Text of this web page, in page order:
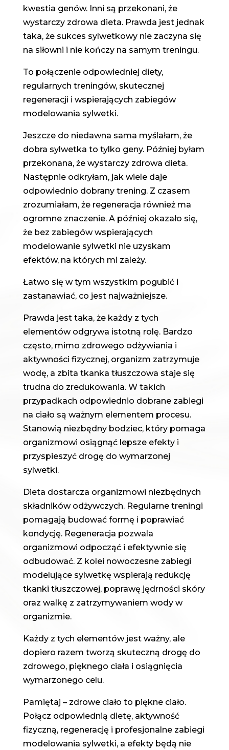
kwestia genów. Inni są przekonani, że
wystarczy zdrowa dieta. Prawda jest jednak
taka, że sukces sylwetkowy nie zaczyna się
na siłowni i nie kończy na samym treningu.
To połączenie odpowiedniej diety,
regularnych treningów, skutecznej
regeneracji i wspierających zabiegów
modelowania sylwetki.
Jeszcze do niedawna sama myślałam, że
dobra sylwetka to tylko geny. Później byłam
przekonana, że wystarczy zdrowa dieta.
Następnie odkryłam, jak wiele daje
odpowiednio dobrany trening. Z czasem
zrozumiałam, że regeneracja również ma
ogromne znaczenie. A później okazało się,
że bez zabiegów wspierających
modelowanie sylwetki nie uzyskam
efektów, na których mi zależy.
Łatwo się w tym wszystkim pogubić i
zastanawiać, co jest najważniejsze.
Prawda jest taka, że każdy z tych
elementów odgrywa istotną rolę. Bardzo
często, mimo zdrowego odżywiania i
aktywności fizycznej, organizm zatrzymuje
wodę, a zbita tkanka tłuszczowa staje się
trudna do zredukowania. W takich
przypadkach odpowiednio dobrane zabiegi
na ciało są ważnym elementem procesu.
Stanowią niezbędny bodziec, który pomaga
organizmowi osiągnąć lepsze efekty i
przyspieszyć drogę do wymarzonej
sylwetki.
Dieta dostarcza organizmowi niezbędnych
składników odżywczych. Regularne treningi
pomagają budować formę i poprawiać
kondycję. Regeneracja pozwala
organizmowi odpocząć i efektywnie się
odbudować. Z kolei nowoczesne zabiegi
modelujące sylwetkę wspierają redukcję
tkanki tłuszczowej, poprawę jędrności skóry
oraz walkę z zatrzymywaniem wody w
organizmie.
Każdy z tych elementów jest ważny, ale
dopiero razem tworzą skuteczną drogę do
zdrowego, pięknego ciała i osiągnięcia
wymarzonego celu.
Pamiętaj – zdrowe ciało to piękne ciało.
Połącz odpowiednią dietę, aktywność
fizyczną, regenerację i profesjonalne zabiegi
modelowania sylwetki, a efekty będą nie